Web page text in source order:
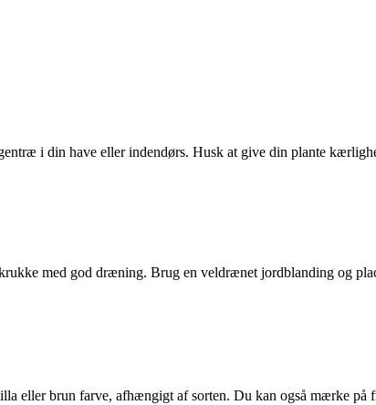
i din have eller indendørs. Husk at give din plante
med god dræning. Brug en veldrænet jordblanding og
eller brun farve, afhængigt af sorten. Du kan også mærke på